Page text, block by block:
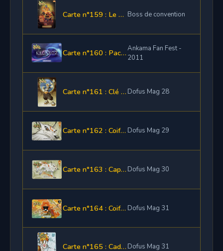
Carte n°159 : Le Scaphandre de l'Hyperscampe Boss de convention
Carte n°160 : PacmonoplieAnkama Fan Fest -
2011
Carte n°161 : Clé bétâ Steamers Dofus Mag 28
Carte n°162 : Coiffe et anneau Panokami Dofus Mag 29
Carte n°163 : Cape et bottes Panokami Dofus Mag 30
Carte n°164 : Coiffe et amulette Diplonoplie Dofus Mag 31
Carte n°165 : Cadeau spécial 5 ans Dofus Mag Dofus Mag 31